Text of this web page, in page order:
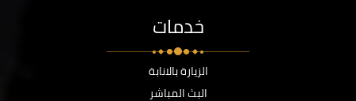
خدمات
الزيارة بالانابة
البث المباشر